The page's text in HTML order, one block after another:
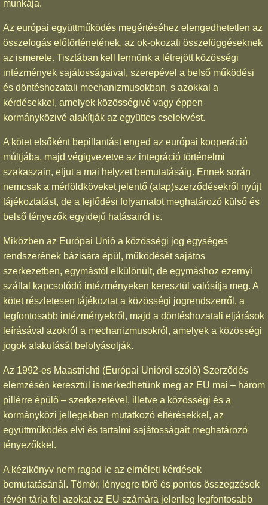
munkája.
Az európai együttműködés megértéséhez elengedhetetlen az
összefogás előtörténetének, az ok-okozati összefüggéseknek
az ismerete. Tisztában kell lennünk a létrejött közösségi
intézmények sajátosságaival, szerepével a belső működési
és döntéshozatali mechanizmusokban, s azokkal a
kérdésekkel, amelyek közösségivé vagy éppen
kormányközivé alakítják az együttes cselekvést.
A kötet elsőként bepillantást enged az európai kooperáció
múltjába, majd végigvezetve az integráció történelmi
szakaszain, eljut a mai helyzet bemutatásáig. Ennek során
nemcsak a mérföldköveket jelentő (alap)szerződésekről nyújt
tájékoztatást, de a fejlődési folyamatot meghatározó külső és
belső tényezők egyidejű hatásairól is.
Miközben az Európai Unió a közösségi jog egységes
rendszerének bázisára épül, működését sajátos
szerkezetben, egymástól elkülönült, de egymáshoz ezernyi
szállal kapcsolódó intézményeken keresztül valósítja meg. A
kötet részletesen tájékoztat a közösségi jogrendszerről, a
legfontosabb intézményekről, majd a döntéshozatali eljárások
leírásával azokról a mechanizmusokról, amelyek a közösségi
jogok alakulását befolyásolják.
Az 1992-es Maastrichti (Európai Unióról szóló) Szerződés
elemzésén keresztül ismerkedhetünk meg az EU mai – három
pillérre épülő – szerkezetével, illetve a közösségi és a
kormányközi jellegekben mutatkozó eltérésekkel, az
együttműködés elvi és tartalmi sajátosságait meghatározó
tényezőkkel.
A kézikönyv nem ragad le az elméleti kérdések
bemutatásánál. Tömör, lényegre törő és pontos összegzések
révén tárja fel azokat az EU számára jelenleg legfontosabb